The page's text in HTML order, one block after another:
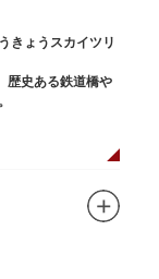
きょうスカイツリ
歴史ある鉄道橋や